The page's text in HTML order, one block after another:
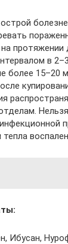
протяжении
в
более 15–20
Ибусан,